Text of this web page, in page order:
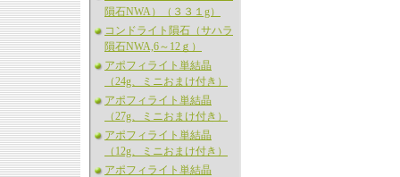
隕石NWA）（３３１g）
コンドライト隕石（サハラ
隕石NWA,6～12ｇ）
アポフィライト単結晶
（24g、ミニおまけ付き）
アポフィライト単結晶
（27g、ミニおまけ付き）
アポフィライト単結晶
（12g、ミニおまけ付き）
アポフィライト単結晶